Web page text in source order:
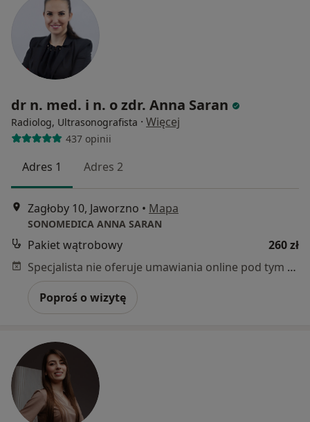
dr n. med. i n. o zdr. Anna Saran
Radiolog, Ultrasonografista · Więcej
437 opinii
Adres 1 Adres 2
Zagłoby 10, Jaworzno • Mapa
SONOMEDICA ANNA SARAN
Pakiet wątrobowy
260 zł
Specjalista nie oferuje umawiania online pod tym adresem.
Poproś o wizytę